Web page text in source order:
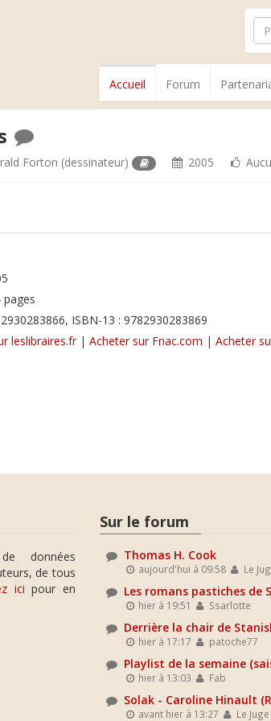
Accueil Forum
Forton (dessinateur) 2005
pages
ISBN-13 : 9782930283869
leslibraires.fr| Acheter sur Fnac.com | Acheter
données
de tous
ici pour en
Sur le forum
Thomas H. Cook
aujourd'hui à 09:58 Le
Les romans pastiches de
hier à 19:51 Ssarlotte
Derrière la chair de
hier à 17:17 patoche77
Playlist de la semaine
hier à 13:03 Fab
Solak - Caroline Hinault
avant hier à 13:27 Le